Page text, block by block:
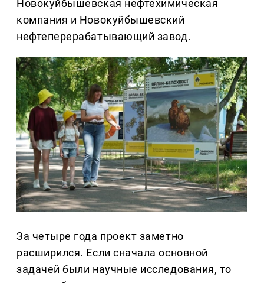
Новокуйбышевская нефтехимическая
компания и Новокуйбышевский
нефтеперерабатывающий завод.
За четыре года проект заметно
расширился. Если сначала основной
задачей были научные исследования, то